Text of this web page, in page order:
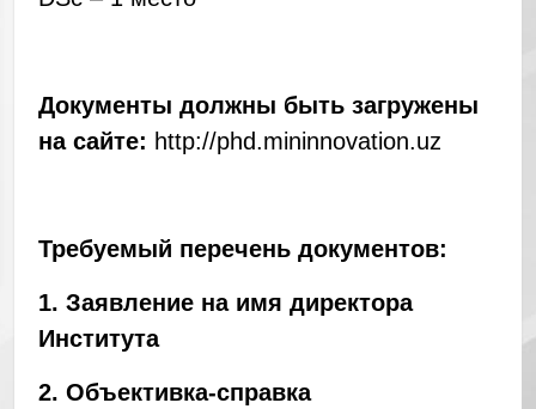
Документы должны быть загружены
на сайте: http://phd.mininnovation.uz
Требуемый перечень документов:
1. Заявление на имя директора
Института
2. Объективка-справка